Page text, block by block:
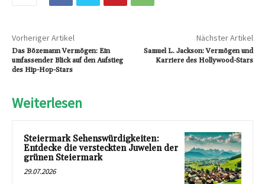
Vorheriger Artikel
Das Bözemann Vermögen: Ein
umfassender Blick auf den Aufstieg
des Hip-Hop-Stars
Nächster Artikel
Samuel L. Jackson: Vermögen und
Karriere des Hollywood-Stars
Weiterlesen
Steiermark Sehenswürdigkeiten:
Entdecke die versteckten Juwelen der
grünen Steiermark
29.07.2026